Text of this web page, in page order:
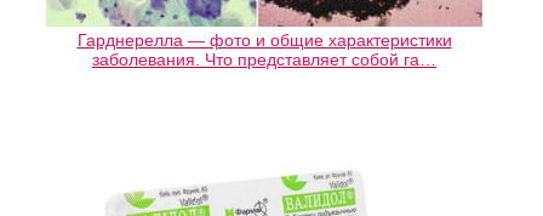
Гарднерелла — фото и общие характеристики
заболевания. Что представляет собой га…